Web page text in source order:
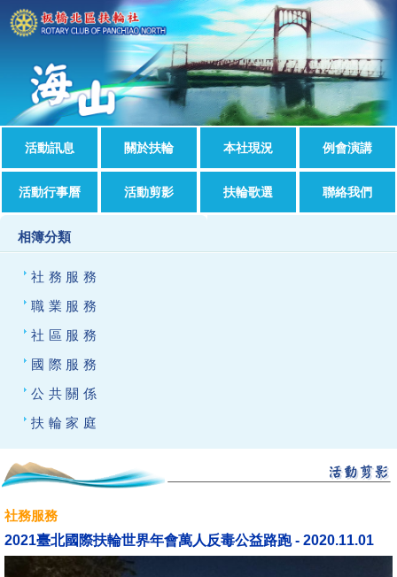
活動訊息 關於扶輪 本社現況 例會演講
活動行事曆 活動剪影 扶輪歌選 聯絡我們
相簿分類
社務服務
職業服務
社區服務
國際服務
公共關係
扶輪家庭
社務服務
2021臺北國際扶輪世界年會萬人反毒公益路跑 - 2020.11.01